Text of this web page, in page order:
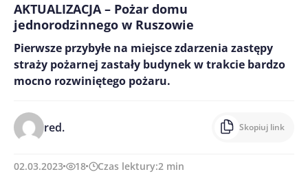
AKTUALIZACJA – Pożar domu
jednorodzinnego w Ruszowie
Pierwsze przybyłe na miejsce zdarzenia zastępy
straży pożarnej zastały budynek w trakcie bardzo
mocno rozwiniętego pożaru.
red. Skopiuj link
02.03.2023 18 Czas lektury:2 min